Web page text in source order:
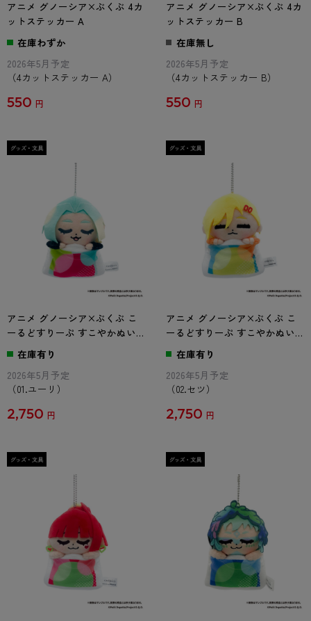
アニメ グノーシア×ぶくぶ 4カ
ットステッカー A
在庫わずか
2026年5月予定
（4カットステッカー A）
550 円
アニメ グノーシア×ぶくぶ 4カ
ットステッカー B
在庫無し
2026年5月予定
（4カットステッカー B）
550 円
アニメ グノーシア×ぶくぶ こ
ーるどすりーぷ すこやかぬい
ぐるみ 01.ユーリ
在庫有り
2026年5月予定
（01.ユーリ）
2,750 円
アニメ グノーシア×ぶくぶ こ
ーるどすりーぷ すこやかぬい
ぐるみ 02.セツ
在庫有り
2026年5月予定
（02.セツ）
2,750 円